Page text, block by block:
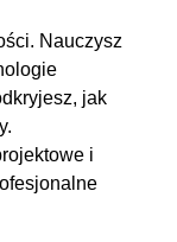
Nauczysz
jak
i